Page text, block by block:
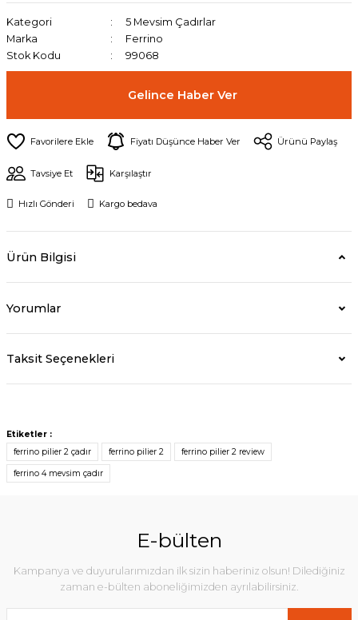
Kategori
5 Mevsim Çadırlar
Marka
Ferrino
Stok Kodu
99068
Gelince Haber Ver
Fiyatı Düşünce Haber Ver Ürünü Paylaş
Tavsiye Et Karşılaştır
Hızlı Gönderi Kargo bedava
Ürün Bilgisi
Yorumlar
Taksit Seçenekleri
Etiketler :
ferrino pilier 2 çadır
ferrino pilier 2 ferrino pilier 2 review
ferrino 4 mevsim çadır
E-bülten
Kampanya ve duyurularımızdan ilk sizin haberiniz olsun! Dilediğiniz
zaman e-bülten aboneliğimizden ayrılabilirsiniz.